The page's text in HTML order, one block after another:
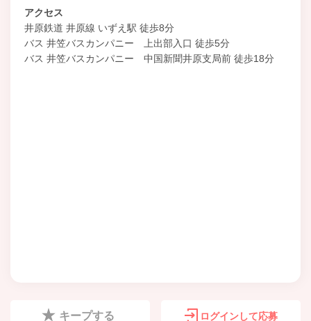
アクセス
井原鉄道 井原線 いずえ駅 徒歩8分
バス 井笠バスカンパニー 上出部入口 徒歩5分
バス 井笠バスカンパニー 中国新聞井原支局前 徒歩18分
キープする ログインして応募